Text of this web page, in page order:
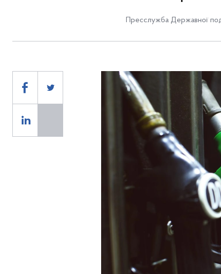
Пресслужба Державної